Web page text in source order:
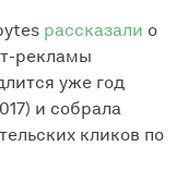
рассказали о
рекламы
уже год
и собрала
кликов по